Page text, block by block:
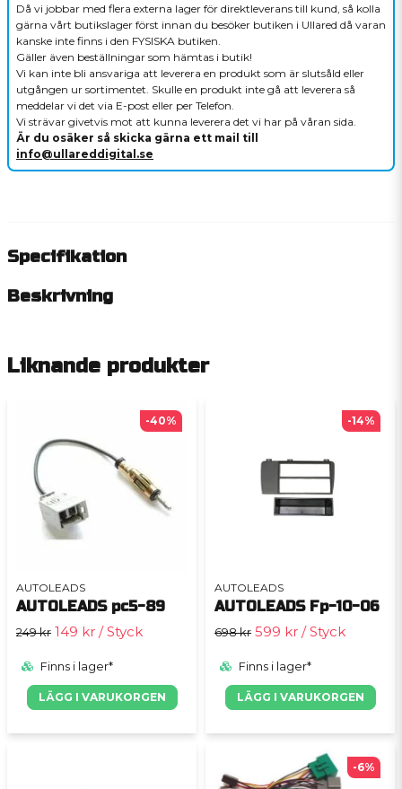
Då vi jobbar med flera externa lager för direktleverans till kund, så kolla
gärna vårt butikslager först innan du besöker butiken i Ullared då varan
kanske inte finns i den FYSISKA butiken.
Gäller även beställningar som hämtas i butik!
Vi kan inte bli ansvariga att leverera en produkt som är slutsåld eller
utgången ur sortimentet. Skulle en produkt inte gå att leverera så
meddelar vi det via E-post eller per Telefon.
Vi strävar givetvis mot att kunna leverera det vi har på våran sida.
Är du osäker så skicka gärna ett mail till
info@ullareddigital.se
Beskrivning
Specifikation
Liknande produkter
AUTOLEADS
AUTOLEADS pc5-89
249 kr 149 kr / Styck
Finns i lager*
LÄGG I VARUKORGEN
-40%
AUTOLEADS
AUTOLEADS Fp-10-06
698 kr 599 kr / Styck
Finns i lager*
LÄGG I VARUKORGEN
-14%
-6%